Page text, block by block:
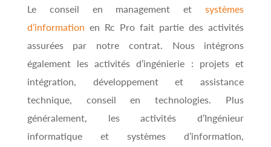
Le conseil en management etsystèmes
d’information en Rc Pro fait partie des activités
assurées par notre contrat. Nous intégrons
également les activités d’ingénierie : projets et
intégration, développement et assistance
technique, conseil en technologies. Plus
généralement, les activités d’Ingénieur
informatique et systèmes d’information,